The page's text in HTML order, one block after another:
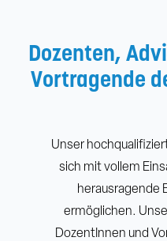
Dozenten,
Vortragende
Unser
sich mit vollem
herausragende
ermöglichen.
DozentInnen und